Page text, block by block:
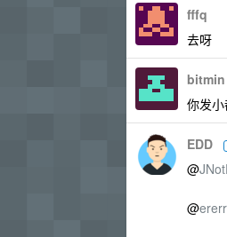
fffq
去呀
bitmin
你发
EDD
@
@